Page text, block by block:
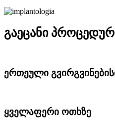
გაეცანი
ერთეული
ყველაფერი ოთხზე